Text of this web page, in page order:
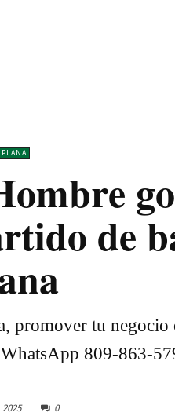
de
promover tu
809-863-
0